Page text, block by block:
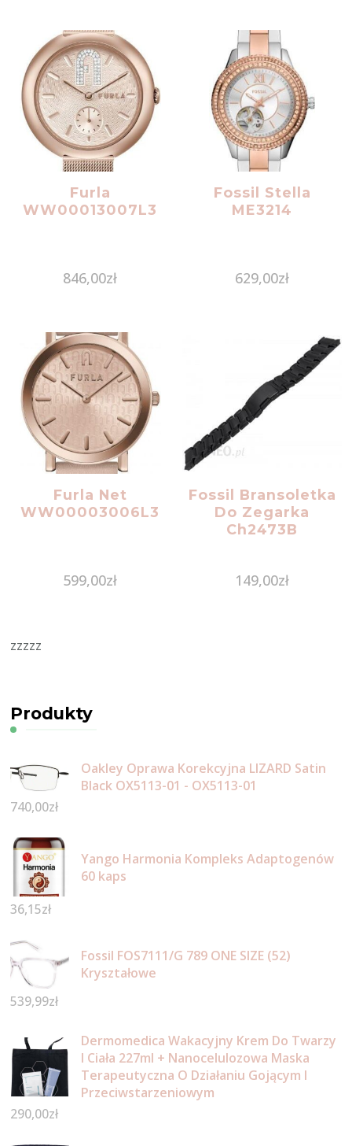
Furla
WW00013007L3
846,00zł
Fossil Stella
ME3214
629,00zł
Furla Net
WW00003006L3
599,00zł
Fossil Bransoletka
Do Zegarka
Ch2473B
149,00zł
zzzzz
Produkty
Oakley Oprawa Korekcyjna LIZARD Satin
Black OX5113-01 - OX5113-01
740,00zł
Yango Harmonia Kompleks Adaptogenów
60 kaps
36,15zł
Fossil FOS7111/G 789 ONE SIZE (52)
Kryształowe
539,99zł
Dermomedica Wakacyjny Krem Do Twarzy
I Ciała 227ml + Nanocelulozowa Maska
Terapeutyczna O Działaniu Gojącym I
Przeciwstarzeniowym
290,00zł